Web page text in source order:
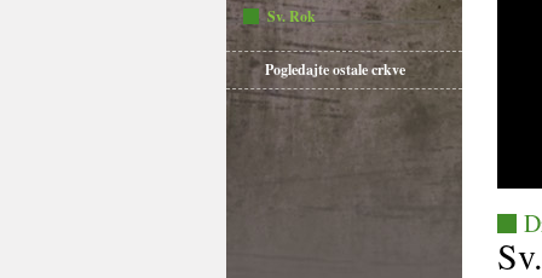
Sv. Rok
Pogledajte ostale crkve